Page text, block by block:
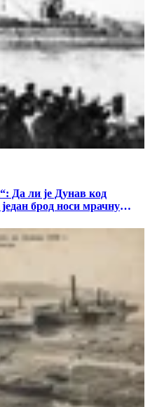
Да ли је Дунав код
брод носи мрачну